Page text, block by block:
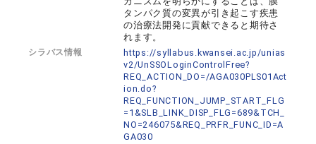
タンパク質の変異が引き起こす疾患
の治療法開発に貢献できると期待さ
れます。
シラバス情報
https://syllabus.kwansei.ac.jp/unias
v2/UnSSOLoginControlFree?
REQ_ACTION_DO=/AGA030PLS01Act
ion.do?
REQ_FUNCTION_JUMP_START_FLG
=1&SLB_LINK_DISP_FLG=689&TCH_
NO=246075&REQ_PRFR_FUNC_ID=A
GA030